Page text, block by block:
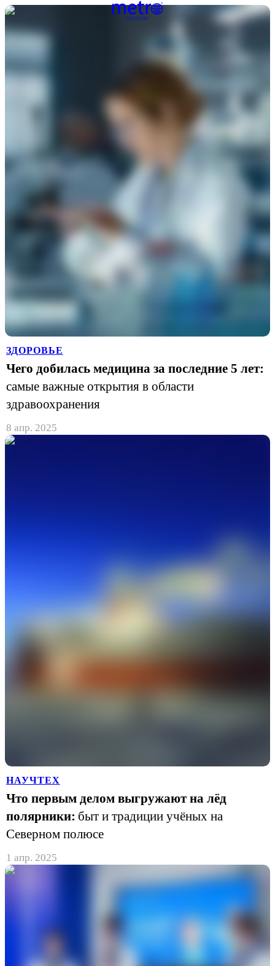
ЗДОРОВЬЕ
Чего добилась медицина за последние 5 лет:
самые важные открытия в области
здравоохранения
8 апр. 2025
НАУЧТЕХ
Что первым делом выгружают на лёд
полярники: быт и традиции учёных на
Северном полюсе
1 апр. 2025